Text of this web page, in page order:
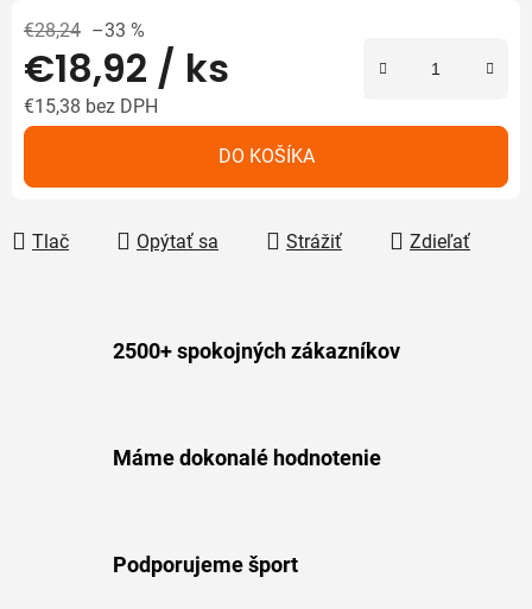
€28,24 –33 %
€18,92 / ks
€15,38 bez DPH
DO KOŠÍKA
Tlač Opýtať sa Strážiť Zdieľať
2500+ spokojných zákazníkov
Máme dokonalé hodnotenie
Podporujeme šport